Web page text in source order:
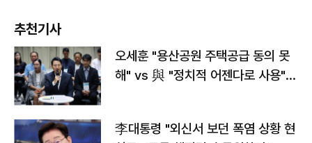
추천기사
오세훈 "용산공원 주택공급 동의 못
해" vs 與 "정치적 어젠다로 사용"
李대통령 "외신서 보던 폭염 상황 현